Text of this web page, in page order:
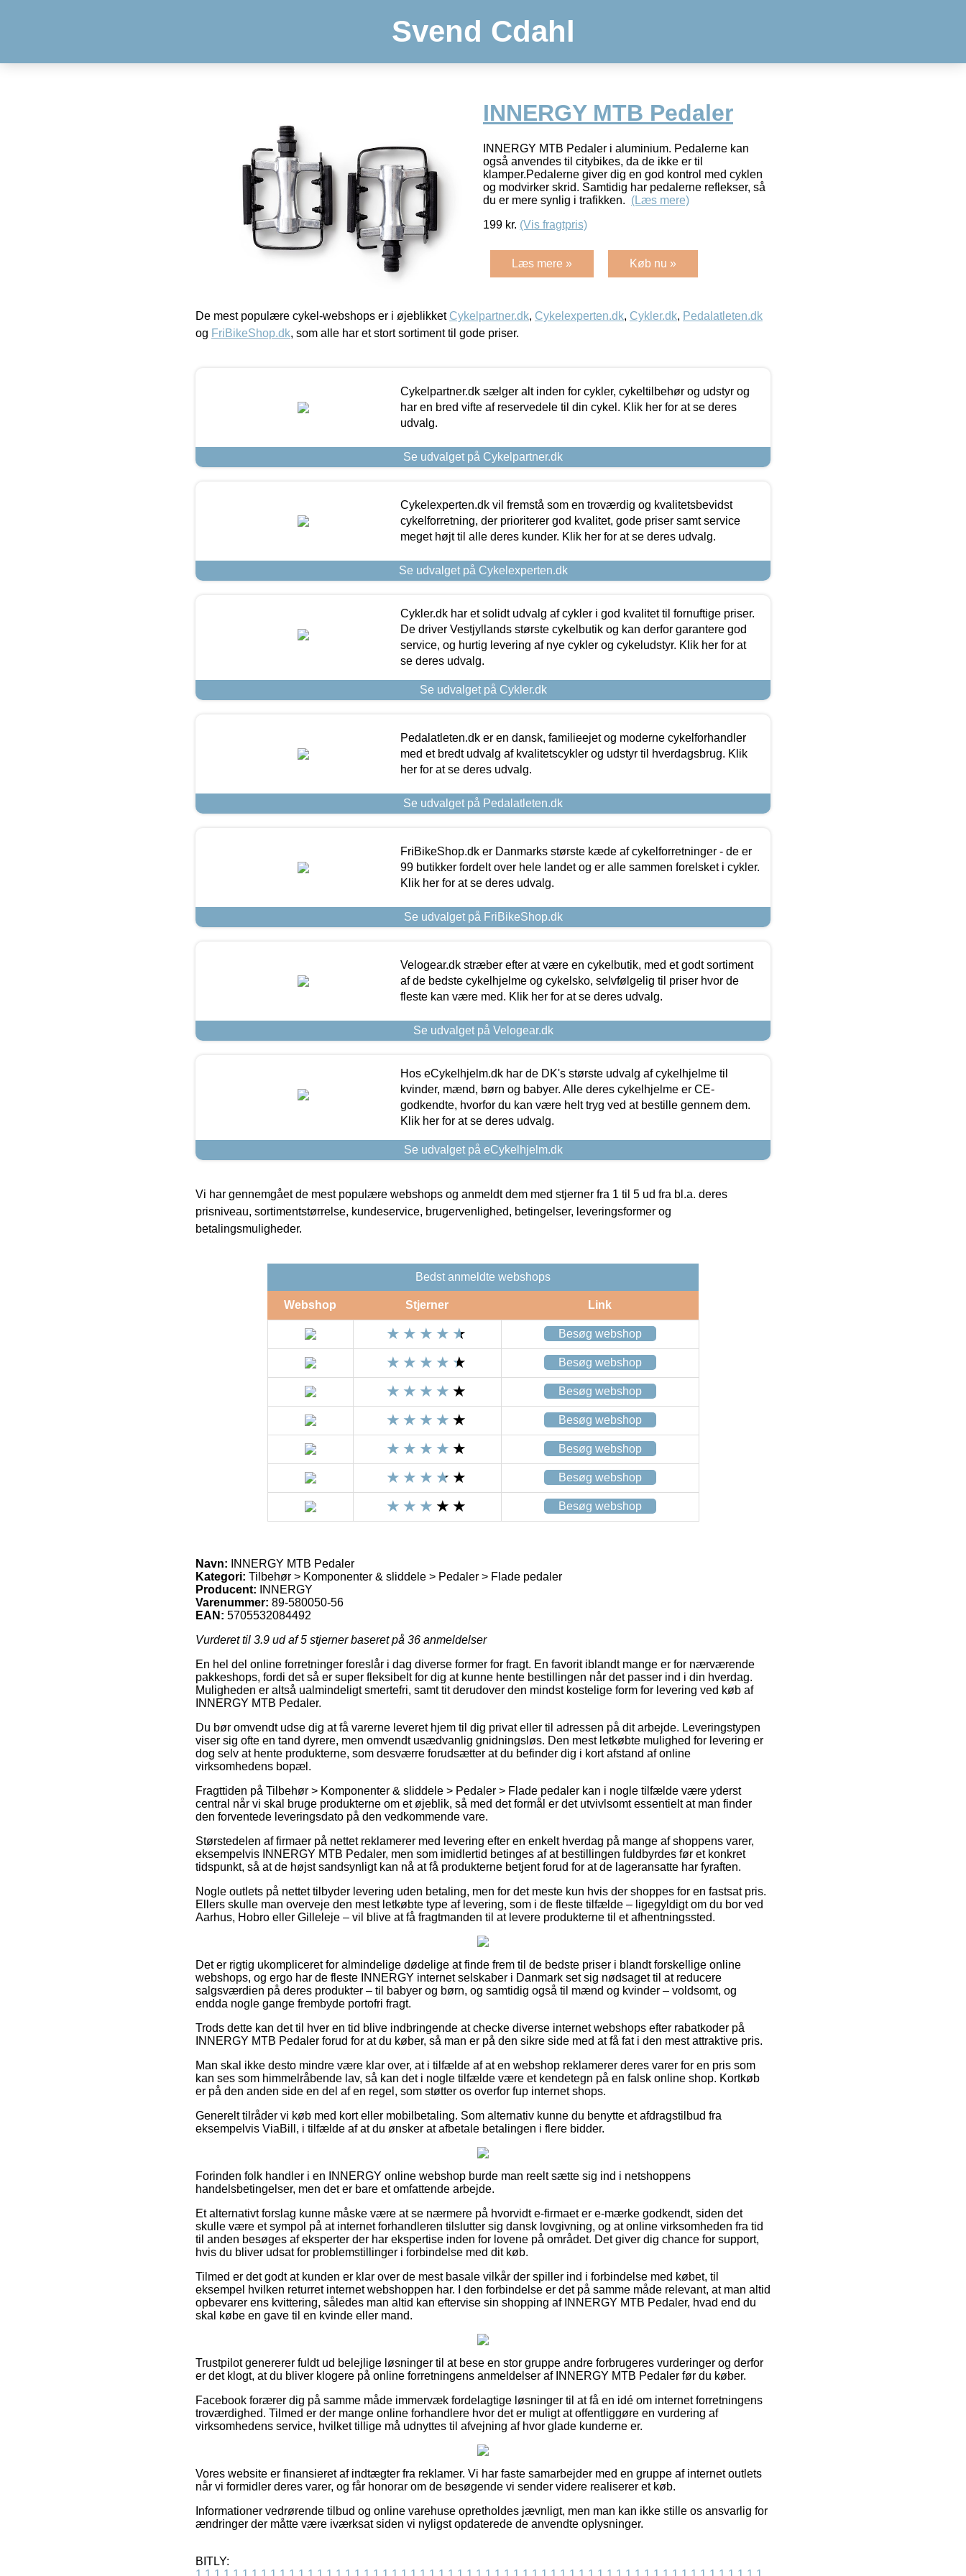
Svend Cdahl
INNERGY MTB Pedaler
INNERGY MTB Pedaler i aluminium. Pedalerne kan
også anvendes til citybikes, da de ikke er til
klamper.Pedalerne giver dig en god kontrol med cyklen
og modvirker skrid. Samtidig har pedalerne reflekser, så
du er mere synlig i trafikken. (Læs mere)
199 kr. (Vis fragtpris)
Læs mere » Køb nu »
De mest populære cykel-webshops er i øjeblikket Cykelpartner.dk, Cykelexperten.dk, Cykler.dk, Pedalatleten.dk
og FriBikeShop.dk, som alle har et stort sortiment til gode priser.
Cykelpartner.dk sælger alt inden for cykler, cykeltilbehør og udstyr og
har en bred vifte af reservedele til din cykel. Klik her for at se deres
udvalg.
Se udvalget på Cykelpartner.dk
Cykelexperten.dk vil fremstå som en troværdig og kvalitetsbevidst
cykelforretning, der prioriterer god kvalitet, gode priser samt service
meget højt til alle deres kunder. Klik her for at se deres udvalg.
Se udvalget på Cykelexperten.dk
Cykler.dk har et solidt udvalg af cykler i god kvalitet til fornuftige priser.
De driver Vestjyllands største cykelbutik og kan derfor garantere god
service, og hurtig levering af nye cykler og cykeludstyr. Klik her for at
se deres udvalg.
Se udvalget på Cykler.dk
Pedalatleten.dk er en dansk, familieejet og moderne cykelforhandler
med et bredt udvalg af kvalitetscykler og udstyr til hverdagsbrug. Klik
her for at se deres udvalg.
Se udvalget på Pedalatleten.dk
FriBikeShop.dk er Danmarks største kæde af cykelforretninger - de er
99 butikker fordelt over hele landet og er alle sammen forelsket i cykler.
Klik her for at se deres udvalg.
Se udvalget på FriBikeShop.dk
Velogear.dk stræber efter at være en cykelbutik, med et godt sortiment
af de bedste cykelhjelme og cykelsko, selvfølgelig til priser hvor de
fleste kan være med. Klik her for at se deres udvalg.
Se udvalget på Velogear.dk
Hos eCykelhjelm.dk har de DK's største udvalg af cykelhjelme til
kvinder, mænd, børn og babyer. Alle deres cykelhjelme er CE-
godkendte, hvorfor du kan være helt tryg ved at bestille gennem dem.
Klik her for at se deres udvalg.
Se udvalget på eCykelhjelm.dk
Vi har gennemgået de mest populære webshops og anmeldt dem med stjerner fra 1 til 5 ud fra bl.a. deres
prisniveau, sortimentstørrelse, kundeservice, brugervenlighed, betingelser, leveringsformer og
betalingsmuligheder.
Bedst anmeldte webshops
Webshop Stjerner Link
Besøg webshop
Besøg webshop
Besøg webshop
Besøg webshop
Besøg webshop
Besøg webshop
Besøg webshop
Navn: INNERGY MTB Pedaler
Kategori: Tilbehør > Komponenter & sliddele > Pedaler > Flade pedaler
Producent:
INNERGY
Varenummer: 89-580050-56
EAN: 5705532084492
Vurderet til 3.9 ud af 5 stjerner baseret på 36 anmeldelser
En hel del online forretninger foreslår i dag diverse former for fragt. En favorit iblandt mange er for nærværende
pakkeshops, fordi det så er super fleksibelt for dig at kunne hente bestillingen når det passer ind i din hverdag.
Muligheden er altså ualmindeligt smertefri, samt tit derudover den mindst kostelige form for levering ved køb af
INNERGY MTB Pedaler.
Du bør omvendt udse dig at få varerne leveret hjem til dig privat eller til adressen på dit arbejde. Leveringstypen
viser sig ofte en tand dyrere, men omvendt usædvanlig gnidningsløs. Den mest letkøbte mulighed for levering er
dog selv at hente produkterne, som desværre forudsætter at du befinder dig i kort afstand af online
virksomhedens bopæl.
Fragttiden på Tilbehør > Komponenter & sliddele > Pedaler > Flade pedaler kan i nogle tilfælde være yderst
central når vi skal bruge produkterne om et øjeblik, så med det formål er det utvivlsomt essentielt at man finder
den forventede leveringsdato på den vedkommende vare.
Størstedelen af firmaer på nettet reklamerer med levering efter en enkelt hverdag på mange af shoppens varer,
eksempelvis INNERGY MTB Pedaler, men som imidlertid betinges af at bestillingen fuldbyrdes før et konkret
tidspunkt, så at de højst sandsynligt kan nå at få produkterne betjent forud for at de lageransatte har fyraften.
Nogle outlets på nettet tilbyder levering uden betaling, men for det meste kun hvis der shoppes for en fastsat pris.
Ellers skulle man overveje den mest letkøbte type af levering, som i de fleste tilfælde – ligegyldigt om du bor ved
Aarhus, Hobro eller Gilleleje – vil blive at få fragtmanden til at levere produkterne til et afhentningssted.
Det er rigtig ukompliceret for almindelige dødelige at finde frem til de bedste priser i blandt forskellige online
webshops, og ergo har de fleste INNERGY internet selskaber i Danmark set sig nødsaget til at reducere
salgsværdien på deres produkter – til babyer og børn, og samtidig også til mænd og kvinder – voldsomt, og
endda nogle gange frembyde portofri fragt.
Trods dette kan det til hver en tid blive indbringende at checke diverse internet webshops efter rabatkoder på
INNERGY MTB Pedaler forud for at du køber, så man er på den sikre side med at få fat i den mest attraktive pris.
Man skal ikke desto mindre være klar over, at i tilfælde af at en webshop reklamerer deres varer for en pris som
kan ses som himmelråbende lav, så kan det i nogle tilfælde være et kendetegn på en falsk online shop. Kortkøb
er på den anden side en del af en regel, som støtter os overfor fup internet shops.
Generelt tilråder vi køb med kort eller mobilbetaling. Som alternativ kunne du benytte et afdragstilbud fra
eksempelvis ViaBill, i tilfælde af at du ønsker at afbetale betalingen i flere bidder.
Forinden folk handler i en INNERGY online webshop burde man reelt sætte sig ind i netshoppens
handelsbetingelser, men det er bare et omfattende arbejde.
Et alternativt forslag kunne måske være at se nærmere på hvorvidt e-firmaet er e-mærke godkendt, siden det
skulle være et sympol på at internet forhandleren tilslutter sig dansk lovgivning, og at online virksomheden fra tid
til anden besøges af eksperter der har ekspertise inden for lovene på området. Det giver dig chance for support,
hvis du bliver udsat for problemstillinger i forbindelse med dit køb.
Tilmed er det godt at kunden er klar over de mest basale vilkår der spiller ind i forbindelse med købet, til
eksempel hvilken returret internet webshoppen har. I den forbindelse er det på samme måde relevant, at man altid
opbevarer ens kvittering, således man altid kan eftervise sin shopping af INNERGY MTB Pedaler, hvad end du
skal købe en gave til en kvinde eller mand.
Trustpilot genererer fuldt ud belejlige løsninger til at bese en stor gruppe andre forbrugeres vurderinger og derfor
er det klogt, at du bliver klogere på online forretningens anmeldelser af INNERGY MTB Pedaler før du køber.
Facebook forærer dig på samme måde immervæk fordelagtige løsninger til at få en idé om internet forretningens
troværdighed. Tilmed er der mange online forhandlere hvor det er muligt at offentliggøre en vurdering af
virksomhedens service, hvilket tillige må udnyttes til afvejning af hvor glade kunderne er.
Vores website er finansieret af indtægter fra reklamer. Vi har faste samarbejder med en gruppe af internet outlets
når vi formidler deres varer, og får honorar om de besøgende vi sender videre realiserer et køb.
Informationer vedrørende tilbud og online varehuse opretholdes jævnligt, men man kan ikke stille os ansvarlig for
ændringer der måtte være iværksat siden vi nyligst opdaterede de anvendte oplysninger.
BITLY: